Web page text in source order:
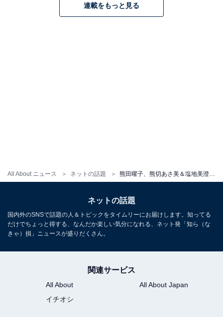
All About ニュース ネットの話題
連載をもっと見る
ネットの話題
国内外のSNSで話題の人＆トピックをタイムリーにお届けします。知ってる
だけでちょっと得する、なんだか楽しい気分になれる、ネット発「知ら（な
きゃ）損」ニュースが盛りだくさん。
関連サービス
All About
All About Japan
イチオシ